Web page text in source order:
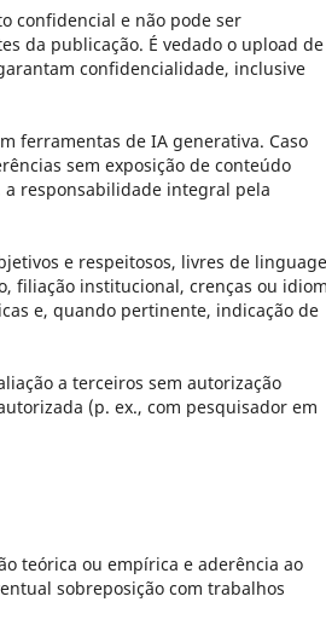
confidencial e não pode ser
da publicação. É vedado o upload de
confidencialidade, inclusive
ferramentas de IA generativa. Caso
sem exposição de conteúdo
a responsabilidade integral pela
e respeitosos, livres de
filiação institucional, crenças ou
e, quando pertinente, indicação de
a terceiros sem autorização
(p. ex., com pesquisador em
teórica ou empírica e aderência ao
sobreposição com trabalhos